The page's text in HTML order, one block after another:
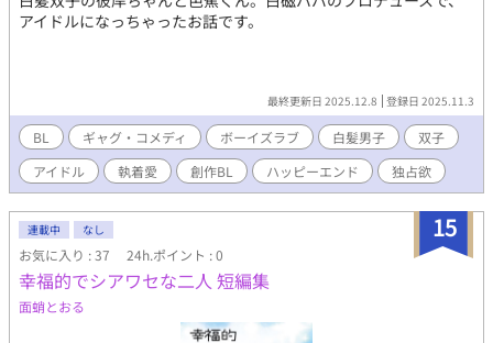
アイドルになっちゃったお話です。
最終更新日 2025.12.8 登録日 2025.11.3
BL ギャグ・コメディ ボーイズラブ 白髪男子
双子
アイドル
執着愛 創作BL ハッピーエンド 独占欲
15
連載中 なし
お気に入り : 37 24h.ポイント : 0
幸福的でシアワセな二人 短編集
面蛸とおる